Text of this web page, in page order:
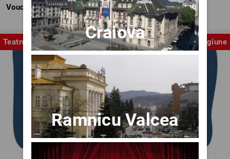
Voucher BILET.ro
Teatrul Mic Stagiune
Craiova
Ramnicu Valcea